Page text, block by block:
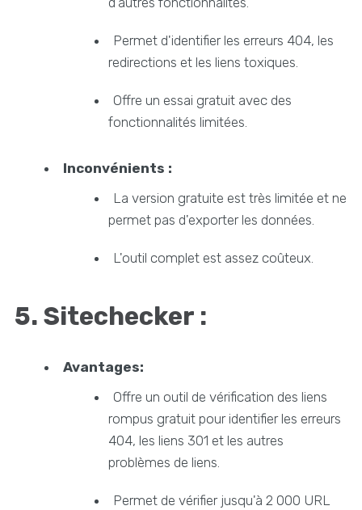
Permet d'identifier les erreurs 404, les
redirections et les liens toxiques.
Offre un essai gratuit avec des
fonctionnalités limitées.
Inconvénients :
La version gratuite est très limitée et ne
permet pas d'exporter les données.
L'outil complet est assez coûteux.
5. Sitechecker :
Avantages:
Offre un outil de vérification des liens
rompus gratuit pour identifier les erreurs
404, les liens 301 et les autres
problèmes de liens.
Permet de vérifier jusqu'à 2 000 URL